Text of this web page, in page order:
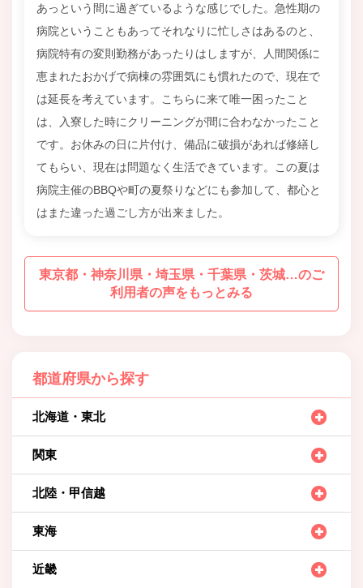
あっという間に過ぎているような感じでした。急性期の
病院ということもあってそれなりに忙しさはあるのと、
病院特有の変則勤務があったりはしますが、人間関係に
恵まれたおかげで病棟の雰囲気にも慣れたので、現在で
は延長を考えています。こちらに来て唯一困ったこと
は、入寮した時にクリーニングが間に合わなかったこと
です。お休みの日に片付け、備品に破損があれば修繕し
てもらい、現在は問題なく生活できています。この夏は
病院主催のBBQや町の夏祭りなどにも参加して、都心と
はまた違った過ごし方が出来ました。
東京都・神奈川県・埼玉県・千葉県・茨城…のご
利用者の声をもっとみる
都道府県から探す
北海道・東北
関東
北陸・甲信越
東海
近畿